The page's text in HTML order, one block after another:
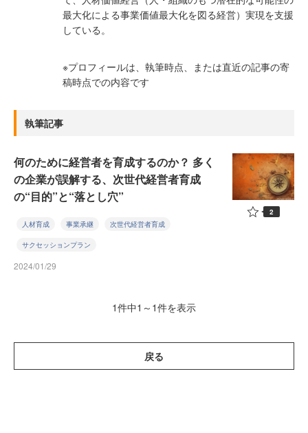
最大化による事業価値最大化を図る経営）実現を支援
している。
※プロフィールは、執筆時点、または直近の記事の寄
稿時点での内容です
執筆記事
何のために経営者を育成するのか？ 多く
の企業が誤解する、次世代経営者育成
の“目的”と“落とし穴”
人材育成 事業承継 次世代経営者育成
サクセッションプラン
2024/01/29
2
1件中1～1件を表示
戻る